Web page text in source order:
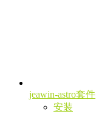
jeawin-astro套件
安装